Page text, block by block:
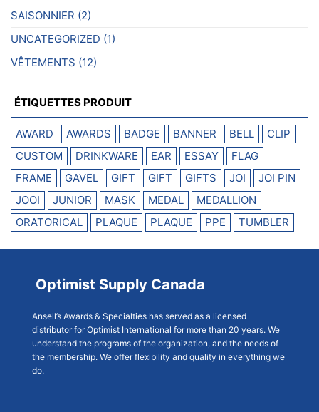
SAISONNIER (2)
UNCATEGORIZED (1)
VÊTEMENTS (12)
ÉTIQUETTES PRODUIT
AWARD AWARDS BADGE BANNER BELL
CLIP
CUSTOM
DRINKWARE EAR ESSAY
FLAG
FRAME
GAVEL GIFT GIFT GIFTS JOI
JOI PIN
JOOI
JUNIOR MASK MEDAL
MEDALLION
ORATORICAL
PLAQUE PLAQUE PPE TUMBLER
Optimist Supply Canada
Ansell’s Awards & Specialties has served as a licensed
distributor for Optimist International for more than 20 years. We
understand the programs of the organization, and the needs of
the membership. We offer flexibility and quality in everything we
do.